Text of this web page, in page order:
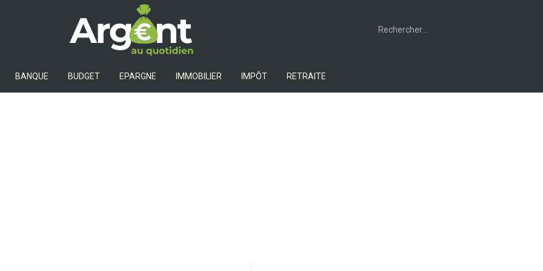
Argent Au Quotidien
Rechercher :
BANQUE BUDGET EPARGNE IMMOBILIER IMPÔT RETRAITE